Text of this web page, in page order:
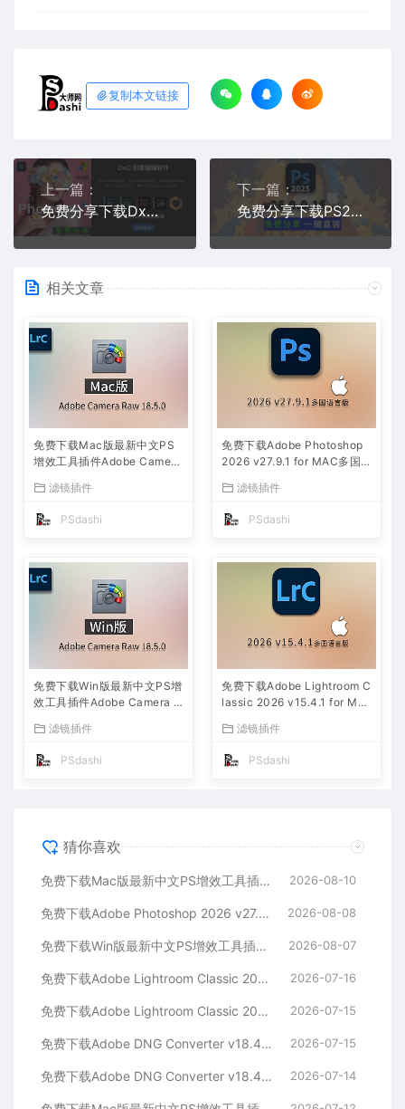
复制本文链接
上一篇：
免费分享下载DxO PhotoLab v8.7.1.663 Elite for Win多国语言版RAW照片摄影后期处理软件修图编辑安装包
下一篇：
免费分享下载PS2025正式中文汉化永久使用版Adobe Photoshop 2025 v26.9.0.15 for Mac一键安装包
相关文章
免费下载Mac版最新中文PS
增效工具插件Adobe Camera
影后期一键安装包预设Lrc照
片文件文档格式打开处理编辑
滤镜插件
PSdashi
免费下载Adobe Photoshop
2026 v27.9.1 for MAC多国
激活一键安装包Ai智能修图设
计师平面设计工具
滤镜插件
PSdashi
免费下载Win版最新中文PS增
效工具插件Adobe Camera R
后期一键安装包预设Lrc照片
滤镜插件
PSdashi
免费下载Adobe Lightroom C
lassic 2026 v15.4.1 for Mac
安装包摄影后期照片图片编辑
滤镜插件
PSdashi
猜你喜欢
免费下载Mac版最新中文PS增效工具插件Adobe Camera Raw 2026 ACR v18.5.0 摄影后期一键安装包预设Lrc照片文件文档格式打开处理编辑 2026-08-10
免费下载Adobe Photoshop 2026 v27.9.1 for MAC多国语言版正式中文最新PS软件激活一键安装包Ai智能修图设计师平面设计工具 2026-08-08
免费下载Win版最新中文PS增效工具插件Adobe Camera Raw 2026 ACR v18.5.0 摄影后期一键安装包预设Lrc照片文件文档格式打开处理编辑 2026-08-07
免费下载Adobe Lightroom Classic 2026 v15.4.1 for Mac多国语言版中文LrC软件激活安装包摄影后期照片图片编辑工具 2026-07-16
免费下载Adobe Lightroom Classic 2026 v15.4.1 for win多国语言版中文LrC软件激活安装包摄影后期照片图片编辑工具 2026-07-15
免费下载Adobe DNG Converter v18.4.1 for Mac多国语言中文版安装包图片RAW相机照片格式转换器Lrc数字负片PS插件软件工具 2026-07-15
免费下载Adobe DNG Converter v18.4.1 for Win多国语言中文版安装包图片RAW相机照片格式转换器Lrc数字负片PS插件软件工具 2026-07-14